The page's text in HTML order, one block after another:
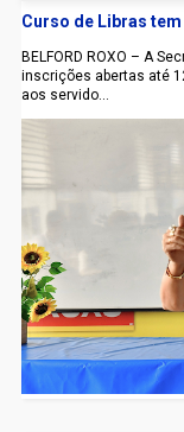
Curso de Libras
BELFORD ROXO – A
inscrições abertas até
aos servido...